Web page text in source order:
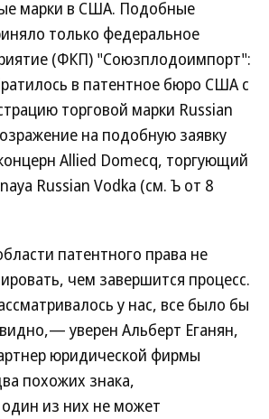
марки в США. Подобные
только федеральное
(ФКП) "Союзплодоимпорт":
в патентное бюро США с
торговой марки Russian
на подобную заявку
Allied Domecq, торгующий
Russian Vodka (см. Ъ от 8
патентного права не
чем завершится процесс.
у нас, все было бы
уверен Альберт Еганян,
юридической фирмы
похожих знака,
из них не может